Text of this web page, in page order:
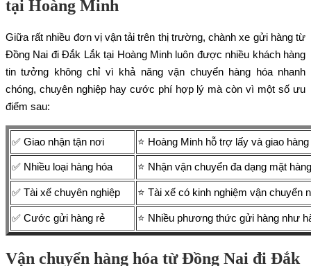
tại Hoàng Minh
Giữa rất nhiều đơn vị vận tải trên thị trường, chành xe gửi hàng từ
Đồng Nai đi Đắk Lắk tại Hoàng Minh luôn được nhiều khách hàng
tin tưởng không chỉ vì khả năng vận chuyển hàng hóa nhanh
chóng, chuyên nghiệp hay cước phí hợp lý mà còn vì một số ưu
điểm sau:
✅ Giao nhận tận nơi ⭐ Hoàng Minh hỗ trợ lấy và giao
✅ Nhiều loại hàng hóa ⭐ Nhận vận chuyển đa dạng mặt
✅ Tài xế chuyên nghiệp ⭐ Tài xế có kinh nghiệm vận chuyển
✅ Cước gửi hàng rẻ ⭐ Nhiều phương thức gửi hàng như
Vận chuyển hàng hóa từ Đồng Nai đi Đắk